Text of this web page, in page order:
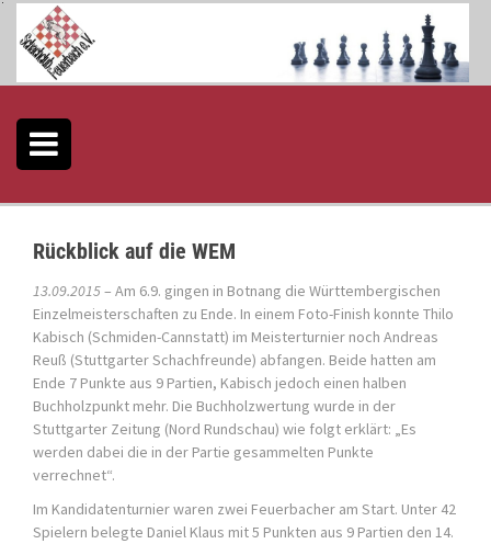
S
Rückblick auf die WEM
13.09.2015– Am 6.9. gingen in Botnang die Württembergischen
Einzelmeisterschaften zu Ende. In einem Foto-Finish konnte Thilo
Kabisch (Schmiden-Cannstatt) im Meisterturnier noch Andreas
Reuß (Stuttgarter Schachfreunde) abfangen. Beide hatten am
Ende 7 Punkte aus 9 Partien, Kabisch jedoch einen halben
Buchholzpunkt mehr. Die Buchholzwertung wurde in der
Stuttgarter Zeitung (Nord Rundschau) wie folgt erklärt: „Es
werden dabei die in der Partie gesammelten Punkte
verrechnet“.
Im Kandidatenturnierwaren zwei Feuerbacher am Start. Unter 42
Spielern belegte Daniel Klaus mit 5 Punkten aus 9 Partien den 14.